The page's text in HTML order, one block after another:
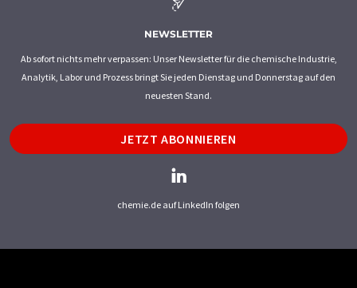
NEWSLETTER
Ab sofort nichts mehr verpassen: Unser Newsletter für die chemische Industrie,
Analytik, Labor und Prozess bringt Sie jeden Dienstag und Donnerstag auf den
neuesten Stand.
JETZT ABONNIEREN
chemie.de auf LinkedIn folgen